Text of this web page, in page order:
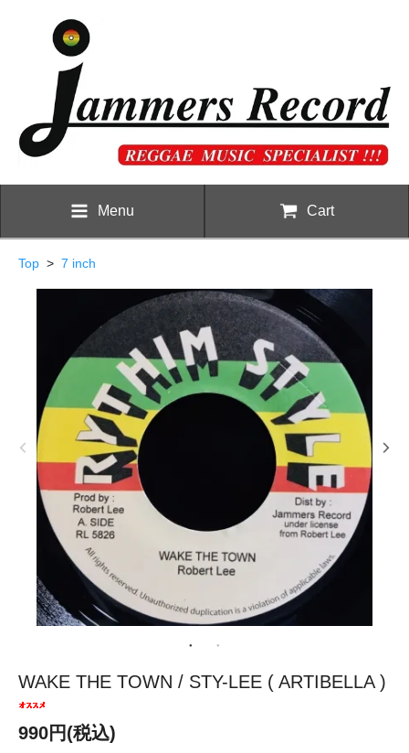
Menu Cart
Top > 7 inch
WAKE THE TOWN / STY-LEE ( ARTIBELLA )
990円(税込)